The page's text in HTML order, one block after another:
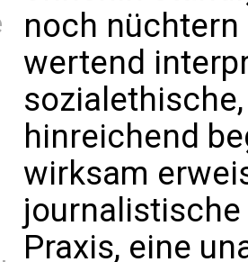
noch
wertend
hinreichend
wirksam
Praxis, eine